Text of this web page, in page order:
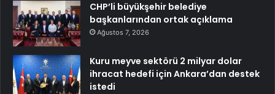
CHP’li büyükşehir belediye
başkanlarından ortak açıklama
Ağustos 7, 2026
Kuru meyve sektörü 2 milyar dolar
ihracat hedefi için Ankara’dan destek
istedi